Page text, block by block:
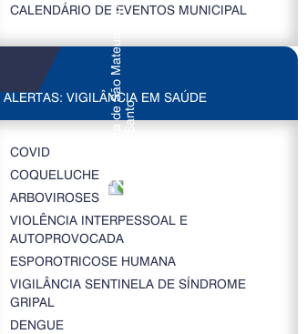
CALENDÁRIO DE EVENTOS MUNICIPAL
ALERTAS: VIGILÂNCIA EM SAÚDE
COVID
COQUELUCHE
ARBOVIROSES
VIOLÊNCIA INTERPESSOAL E
AUTOPROVOCADA
ESPOROTRICOSE HUMANA
VIGILÂNCIA SENTINELA DE SÍNDROME
GRIPAL
DENGUE